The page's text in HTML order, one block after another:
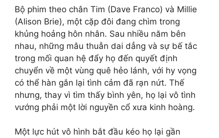
Bộ phim theo chân Tim (Dave Franco) và Millie
(Alison Brie), một cặp đôi đang chìm trong
khủng hoảng hôn nhân. Sau nhiều năm bên
nhau, những mâu thuẫn dai dẳng và sự bế tắc
trong mối quan hệ đẩy họ đến quyết định
chuyển về một vùng quê hẻo lánh, với hy vọng
có thể hàn gắn lại tình cảm đã rạn nứt. Thế
nhưng, thay vì tìm thấy bình yên, họ lại vô tình
vướng phải một lời nguyền cổ xưa kinh hoàng.
Một lực hút vô hình bắt đầu kéo họ lại gần